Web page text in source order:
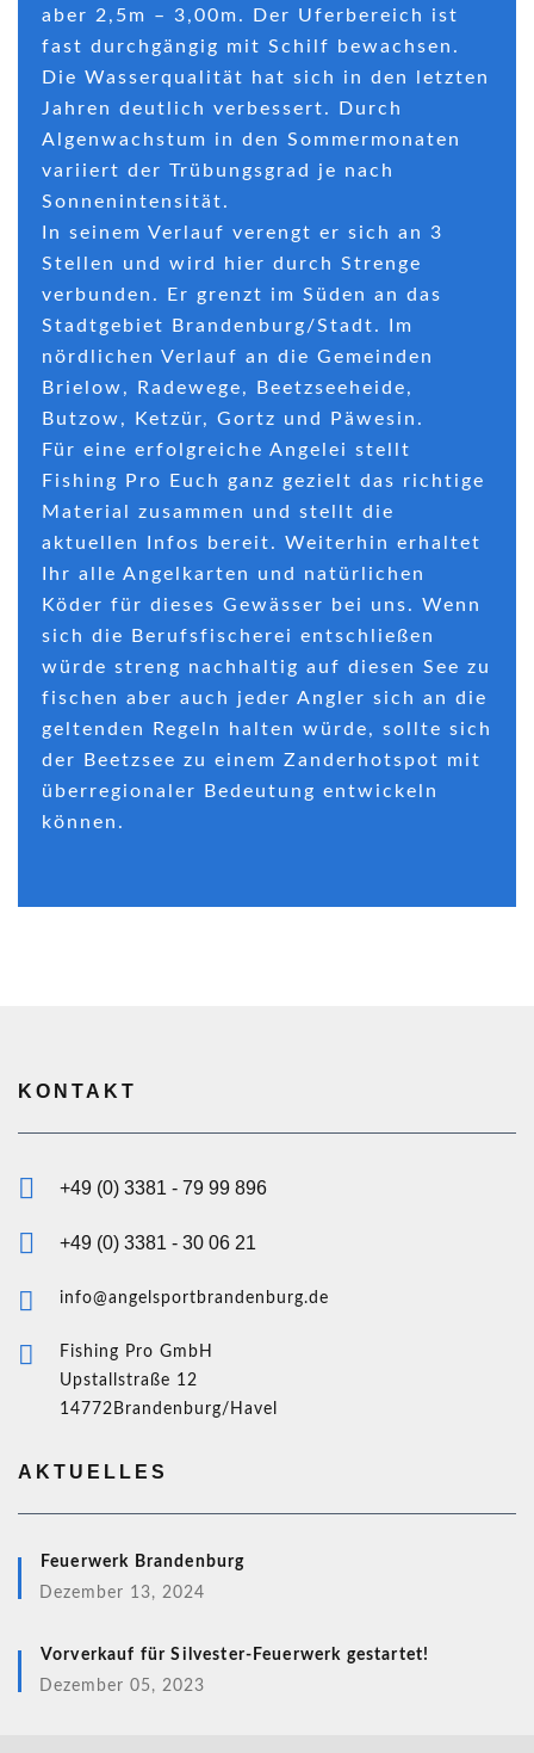
aber 2,5m – 3,00m. Der Uferbereich ist
fast durchgängig mit Schilf bewachsen.
Die Wasserqualität hat sich in den letzten
Jahren deutlich verbessert. Durch
Algenwachstum in den Sommermonaten
variiert der Trübungsgrad je nach
Sonnenintensität.
In seinem Verlauf verengt er sich an 3
Stellen und wird hier durch Strenge
verbunden. Er grenzt im Süden an das
Stadtgebiet Brandenburg/Stadt. Im
nördlichen Verlauf an die Gemeinden
Brielow, Radewege, Beetzseeheide,
Butzow, Ketzür, Gortz und Päwesin.
Für eine erfolgreiche Angelei stellt
Fishing Pro Euch ganz gezielt das richtige
Material zusammen und stellt die
aktuellen Infos bereit. Weiterhin erhaltet
Ihr alle Angelkarten und natürlichen
Köder für dieses Gewässer bei uns. Wenn
sich die Berufsfischerei entschließen
würde streng nachhaltig auf diesen See zu
fischen aber auch jeder Angler sich an die
geltenden Regeln halten würde, sollte sich
der Beetzsee zu einem Zanderhotspot mit
überregionaler Bedeutung entwickeln
können.
KONTAKT
+49 (0) 3381 - 79 99 896
+49 (0) 3381 - 30 06 21
info@angelsportbrandenburg.de
Fishing Pro GmbH
Upstallstraße 12
14772Brandenburg/Havel
AKTUELLES
Feuerwerk Brandenburg
Dezember 13, 2024
Vorverkauf für Silvester-Feuerwerk gestartet!
Dezember 05, 2023